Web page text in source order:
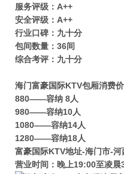
服务评级：A++
安全评级：A++
行业口碑：九十分
包间数量：36间
综合考评：九十分
海门富豪国际KTV包厢消费
880——容纳 8人
980——容纳10人
1080——容纳14人
1280——容纳18人
富豪国际KTV地址-海门市-
营业时间：晚上19:00至凌晨